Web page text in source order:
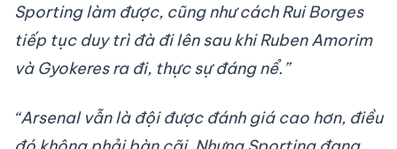
Sporting làm được, cũng như cách Rui Borges
tiếp tục duy trì đà đi lên sau khi Ruben Amorim
và Gyokeres ra đi, thực sự đáng nể.”
“Arsenal vẫn là đội được đánh giá cao hơn, điều